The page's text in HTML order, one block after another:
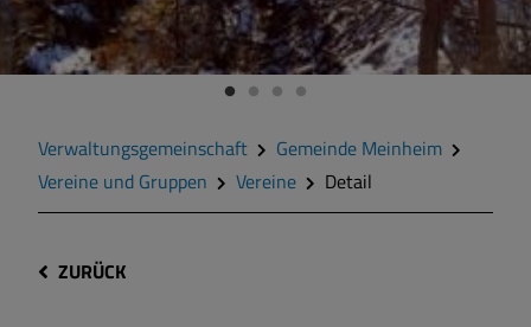
Verwaltungsgemeinschaft
Gemeinde Meinheim
Vereine und Gruppen
Vereine Detail
ZURÜCK